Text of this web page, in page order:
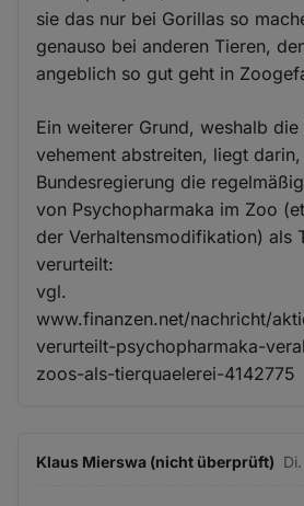
sie das nur bei Gorillas so
genauso bei anderen Tieren,
angeblich so gut geht in
Ein weiterer Grund, weshalb
vehement abstreiten, liegt
Bundesregierung die
von Psychopharmaka im Zoo
der Verhaltensmodifikation) als
verurteilt:
vgl.
www.finanzen.net/nachricht/
verurteilt-psychopharmaka-
zoos-als-tierquaelerei-4142775
Klaus Mierswa (nicht überprüft)